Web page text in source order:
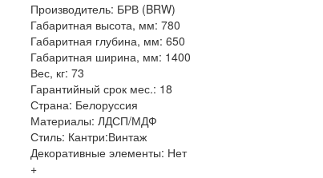
Производитель: БРВ (BRW)
Габаритная высота, мм: 780
Габаритная глубина, мм: 650
Габаритная ширина, мм: 1400
Вес, кг: 73
Гарантийный срок мес.: 18
Страна: Белоруссия
Материалы: ЛДСП/МДФ
Стиль: Кантри:Винтаж
Декоративные элементы: Нет
+